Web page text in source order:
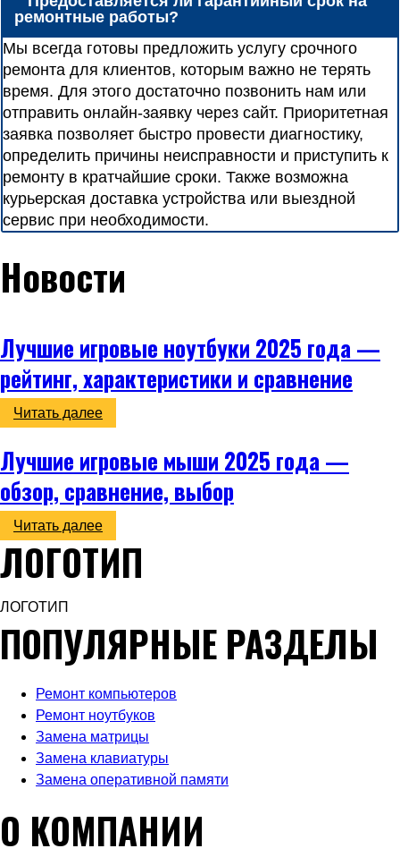
ремонтные работы?
Мы всегда готовы предложить услугу срочного
ремонта для клиентов, которым важно не терять
время. Для этого достаточно позвонить нам или
отправить онлайн-заявку через сайт. Приоритетная
заявка позволяет быстро провести диагностику,
определить причины неисправности и приступить к
ремонту в кратчайшие сроки. Также возможна
курьерская доставка устройства или выездной
сервис при необходимости.
Новости
Лучшие игровые ноутбуки 2025 года —
рейтинг, характеристики и сравнение
Читать далее
Лучшие игровые мыши 2025 года —
обзор, сравнение, выбор
Читать далее
ЛОГОТИП
ЛОГОТИП
ПОПУЛЯРНЫЕ РАЗДЕЛЫ
Ремонт компьютеров
Ремонт ноутбуков
Замена матрицы
Замена клавиатуры
Замена оперативной памяти
О КОМПАНИИ